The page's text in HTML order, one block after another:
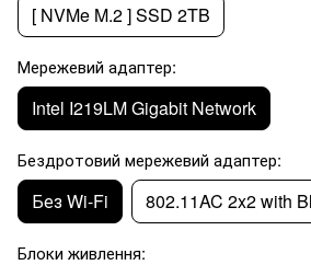
[ NVMe M.2 ] SSD 2TB
Мережевий адаптер:
Intel I219LM Gigabit Network
Бездротовий мережевий адаптер:
Без Wi-Fi 802.11AC 2x2 with
Блоки живлення: